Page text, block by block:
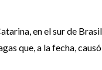
en el sur de
que, a la fecha,